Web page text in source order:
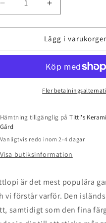
Minska
kvantitet
för
-
Navy
Öka
kvantitet
för
Lettlopi
-
-
Navy
Blue
Lägg i
Fler
Hämtning tillgänglig påTitti's
Gård
Vanligtvis redo inom 2-4 dagar
Visa butiksinformation
är det mest populära
vi förstår varför. Den
samtidigt som den fina